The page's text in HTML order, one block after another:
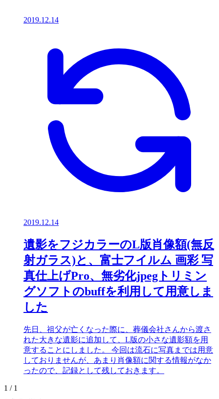
2019.12.14
2019.12.14
遺影をフジカラーのL版肖像額(無反
射ガラス)と、富士フイルム 画彩 写
真仕上げPro、無劣化jpegトリミン
グソフトのbuffを利用して用意しま
した
先日、祖父が亡くなった際に、葬儀会社さんから渡さ
れた大きな遺影に追加して、L版の小さな遺影額を用
意することにしました。 今回は流石に写真までは用意
しておりませんが、あまり肖像額に関する情報がなか
ったので、記録として残しておきます。
1 / 1